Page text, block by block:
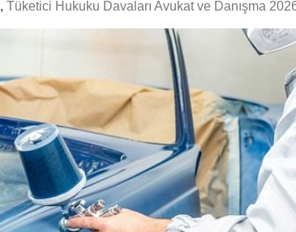
, Tüketici Hukuku Davaları Avukat ve Danışma